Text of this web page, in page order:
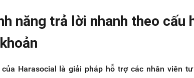
năng trả lời nhanh theo cấu
Harasocial là giải pháp hỗ trợ các nhân viên